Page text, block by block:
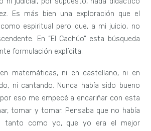
Es más bien una exploración que el
espiritual pero que, a mi juicio, no
En “El Cachúo” esta búsqueda
formulación explícita:
matemáticas, ni en castellano, ni en
ni cantando. Nunca había sido bueno
eso me empecé a encariñar con esta
tomar y tomar. Pensaba que no había
tanto como yo, que yo era el mejor